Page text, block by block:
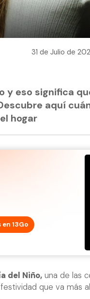
31 de Julio de
y eso significa
aquí
hogar
en 13Go
del Niño, una de las
que va más